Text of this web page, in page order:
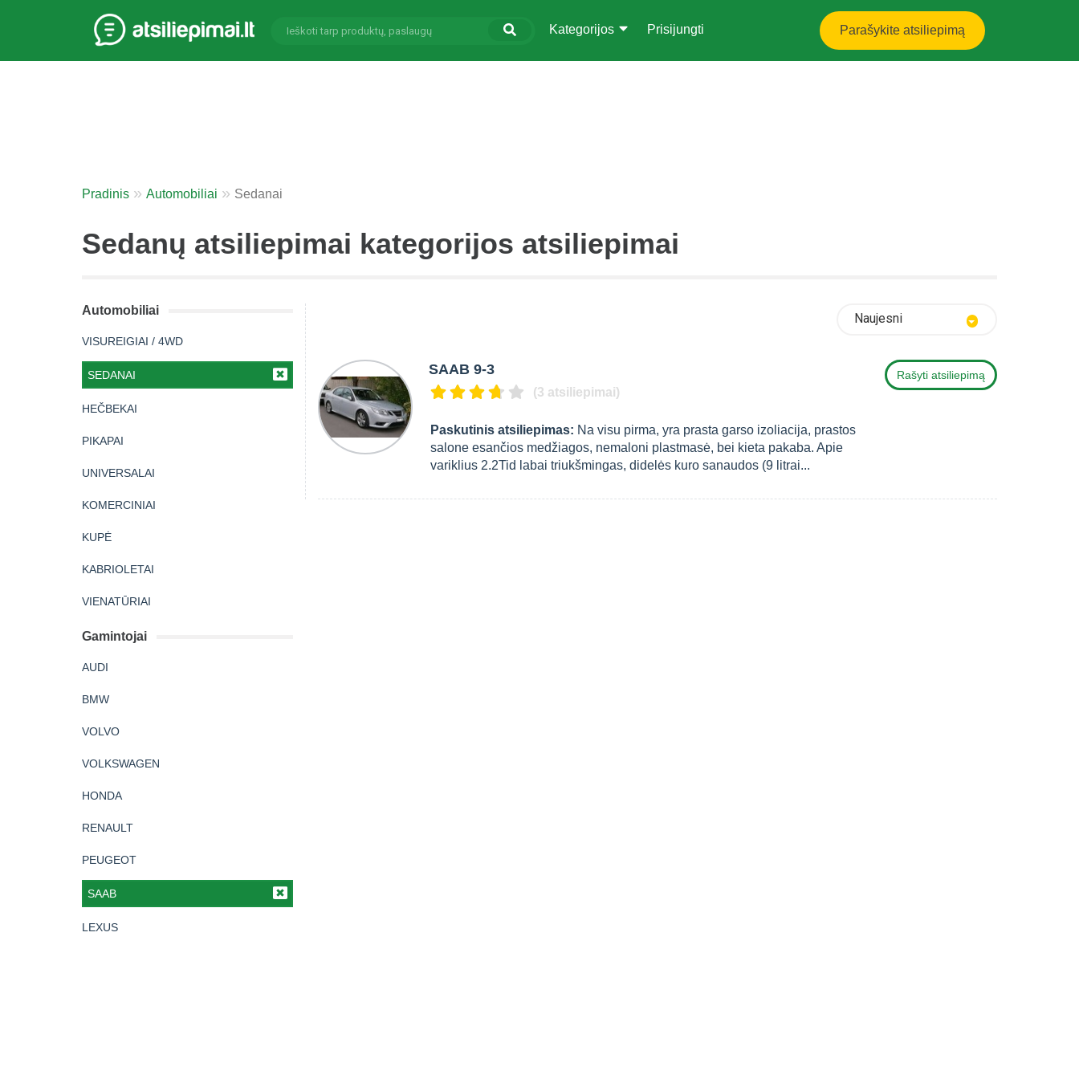
Parašykite atsiliepimą
Kategorijos Prisijungti
Pradinis Automobiliai Sedanai
Sedanų atsiliepimai kategorijos atsiliepimai
Automobiliai
VISUREIGIAI / 4WD
SEDANAI
HEČBEKAI
PIKAPAI
UNIVERSALAI
KOMERCINIAI
KUPĖ
KABRIOLETAI
VIENATŪRIAI
Gamintojai
AUDI
BMW
VOLVO
VOLKSWAGEN
HONDA
RENAULT
PEUGEOT
SAAB
LEXUS
Naujesni
SAAB 9-3
(3 atsiliepimai)
Paskutinis atsiliepimas: Na visu pirma, yra prasta garso izoliacija, prastos
salone esančios medžiagos, nemaloni plastmasė, bei kieta pakaba. Apie
variklius 2.2Tid labai triukšmingas, didelės kuro sanaudos (9 litrai...
Rašyti atsiliepimą